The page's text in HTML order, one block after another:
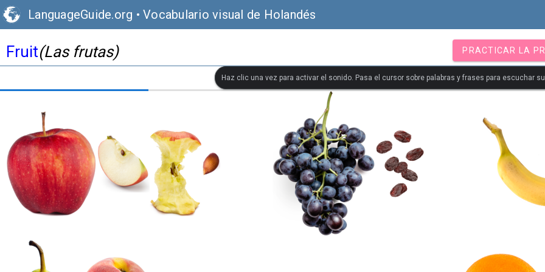
LanguageGuide.org • Vocabulario visual de Holandés
Fruit(Las frutas) PRACTICAR LA
Haz clic una vez para activar el sonido. Pasa el cursor sobre palabras y frases para escuchar